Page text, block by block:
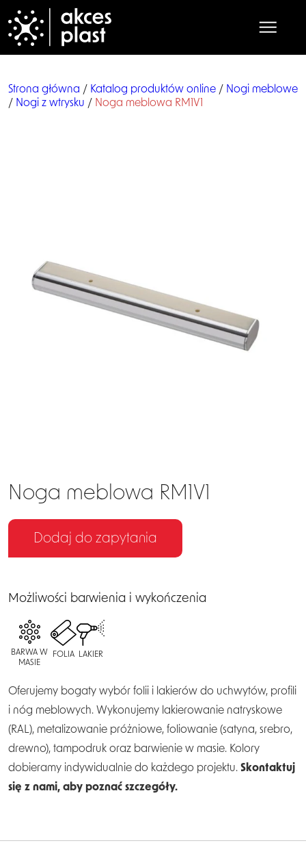
Katalog online
Strona główna / Katalog produktów online / Nogi meblowe
/ Nogi z wtrysku / Noga meblowa RM1V1
Noga meblowa RM1V1
Dodaj do zapytania
Możliwości barwienia i wykończenia
BARWA W
MASIE
FOLIA LAKIER
Oferujemy bogaty wybór folii i lakierów do uchwytów, profili
i nóg meblowych. Wykonujemy lakierowanie natryskowe
(RAL), metalizowanie próżniowe, foliowanie (satyna, srebro,
drewno), tampodruk oraz barwienie w masie. Kolory
dobieramy indywidualnie do każdego projektu. Skontaktuj
się z nami, aby poznać szczegóły.